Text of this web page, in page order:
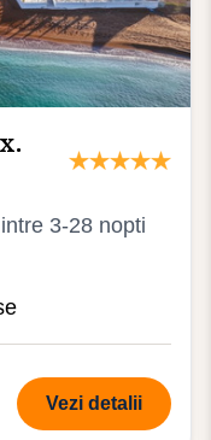
3-28 nopti
Vezi detalii